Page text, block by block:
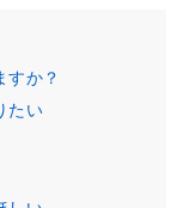
すか？
たい